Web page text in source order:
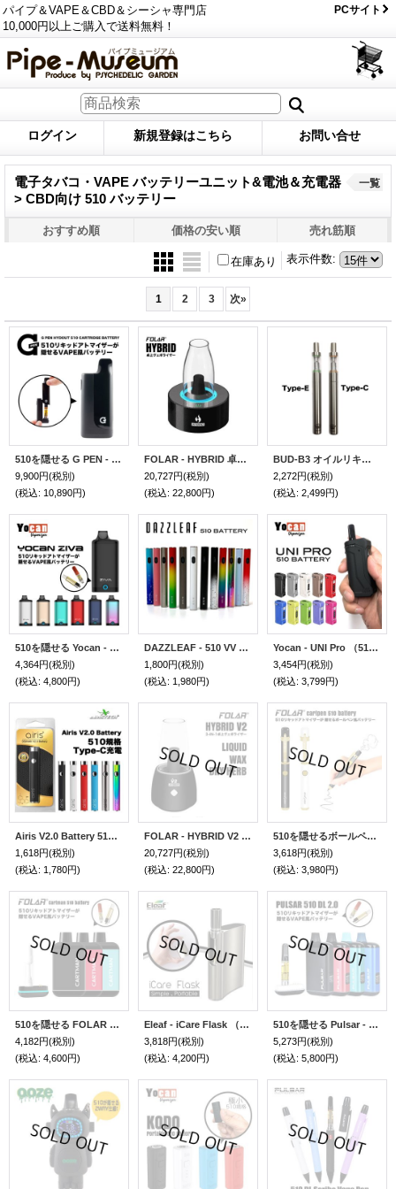
パイプ＆VAPE＆CBD＆シーシャ専門店
10,000円以上ご購入で送料無料！
PCサイト
ログイン 新規登録はこちら お問い合せ
電子タバコ・VAPE バッテリーユニット&電池＆充電器
> CBD向け 510 バッテリー
一覧
おすすめ順 価格の安い順 売れ筋順
表示件数:
在庫あり
1 2 3 次»
510を隠せる G PEN - HYDOUT 510 CARTRIDGE BATTERY （510規格 ／ CBD系カートリッジ バッテリー ヴェポライザー ／ Type-C充電）
9,900円(税別)
(税込: 10,890円)
FOLAR - HYBRID 卓上ヴェポライザー （510規格／CBD系リキッドカートリッジ ＆ ワックス兼用）
20,727円(税別)
(税込: 22,800円)
BUD-B3 オイルリキッド・ベポライザー（ボタン無し・オートパフ）
2,272円(税別)
(税込: 2,499円)
510を隠せる Yocan - ZIVA ヨーキャン ジーバ （510規格 ／ CBD系カートリッジ バッテリー ヴェポライザー ／ Type-C充電）
4,364円(税別)
(税込: 4,800円)
DAZZLEAF - 510 VV バッテリー （510規格 ／ 2.4V〜4.2V ）
1,800円(税別)
(税込: 1,980円)
Yocan - UNI Pro （510規格 CBD カートリッジ バッテリー ヴェポライザー）
3,454円(税別)
(税込: 3,799円)
Airis V2.0 Battery 510 バッテリー 【510規格／Type-C充電／CBD系アトマイザー向け】
1,618円(税別)
(税込: 1,780円)
FOLAR - HYBRID V2 3in1 卓上ヴェポライザー （510規格／CBD系リキッドカートリッジ ＆ ワックス ＆ ドライハーブ兼用）
20,727円(税別)
(税込: 22,800円)
510を隠せるボールペン型 FOLAR - Cartpen 510 Battery （510規格 ／ CBD系カートリッジ バッテリー ヴェポライザー ／ Type-C充電）
3,618円(税別)
(税込: 3,980円)
510を隠せる FOLAR - Cartman 510 Battery （510規格 ／ CBD系カートリッジ バッテリー ヴェポライザー ／ Type-C充電）
4,182円(税別)
(税込: 4,600円)
Eleaf - iCare Flask （ボタン無し・オートパフ ／ 510規格 ／ CBD系ヴェポライザー）
3,818円(税別)
(税込: 4,200円)
510を隠せる Pulsar - 510 DL 2.0 （510規格 ／ CBD系カートリッジ バッテリー ヴェポライザー ／ Type-C充電）
5,273円(税別)
(税込: 5,800円)